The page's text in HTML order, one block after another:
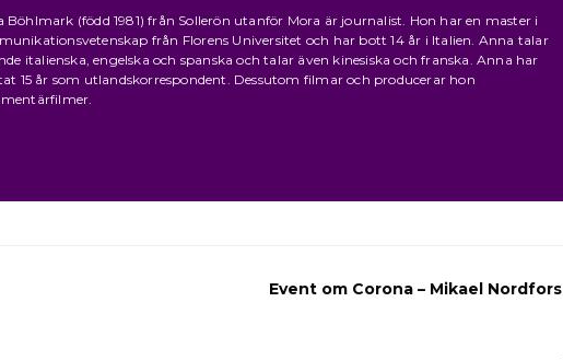
Böhlmark (född 1981) från Sollerön utanför Mora är journalist. Hon har en master i
från Florens Universitet och har bott 14 år i Italien. Anna talar
italienska, engelska och spanska och talar även kinesiska och franska. Anna har
15 år som utlandskorrespondent. Dessutom filmar och producerar hon
Event om Corona – Mikael Nordfors